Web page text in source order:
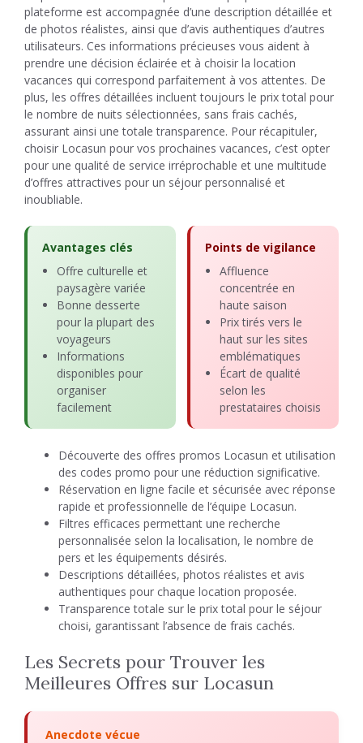
plateforme est accompagnée d’une description détaillée et
de photos réalistes, ainsi que d’avis authentiques d’autres
utilisateurs. Ces informations précieuses vous aident à
prendre une décision éclairée et à choisir la location
vacances qui correspond parfaitement à vos attentes. De
plus, les offres détaillées incluent toujours le prix total pour
le nombre de nuits sélectionnées, sans frais cachés,
assurant ainsi une totale transparence. Pour récapituler,
choisir Locasun pour vos prochaines vacances, c’est opter
pour une qualité de service irréprochable et une multitude
d’offres attractives pour un séjour personnalisé et
inoubliable.
Avantages clés
Offre culturelle et
paysagère variée
Bonne desserte
pour la plupart des
voyageurs
Informations
disponibles pour
organiser
facilement
Points de vigilance
Affluence
concentrée en
haute saison
Prix tirés vers le
haut sur les sites
emblématiques
Écart de qualité
selon les
prestataires choisis
Découverte des offres promos Locasun et utilisation
des codes promo pour une réduction significative.
Réservation en ligne facile et sécurisée avec réponse
rapide et professionnelle de l’équipe Locasun.
Filtres efficaces permettant une recherche
personnalisée selon la localisation, le nombre de
pers et les équipements désirés.
Descriptions détaillées, photos réalistes et avis
authentiques pour chaque location proposée.
Transparence totale sur le prix total pour le séjour
choisi, garantissant l’absence de frais cachés.
Les Secrets pour Trouver les
Meilleures Offres sur Locasun
Anecdote vécue